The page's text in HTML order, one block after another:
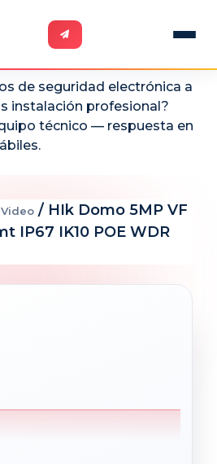
de seguridad electrónica a
instalación profesional?
técnico — respuesta en
/ HIk Domo 5MP VF
IP67 IK10 POE WDR